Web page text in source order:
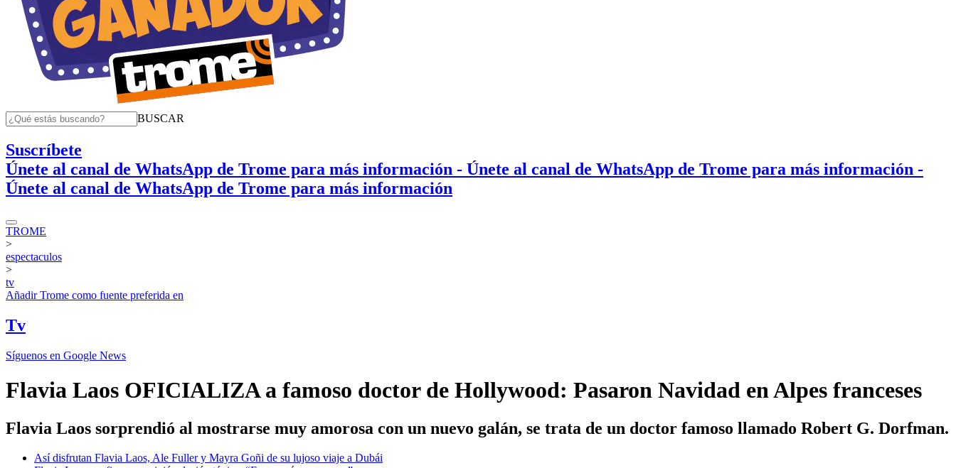
BUSCAR
Suscríbete
Únete al canal de WhatsApp de Trome para más información - Únete al canal de WhatsApp de Trome para más información -
Únete al canal de WhatsApp de Trome para más información
TROME
>
espectaculos
>
tv
AñadirTrome como fuente preferida en
Tv
Síguenos en Google News
Flavia Laos OFICIALIZA a famoso doctor de Hollywood: Pasaron Navidad en Alpes franceses
Flavia Laos sorprendió al mostrarse muy amorosa con un nuevo galán, se trata de un doctor famoso llamado Robert G. Dorfman.
Así disfrutan Flavia Laos, Ale Fuller y Mayra Goñi de su lujoso viaje a Dubái